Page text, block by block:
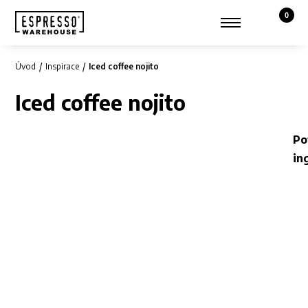
Zobrazit hledání
0
Košík,
Úvod Inspirace Iced coffee nojito
Iced coffee nojito